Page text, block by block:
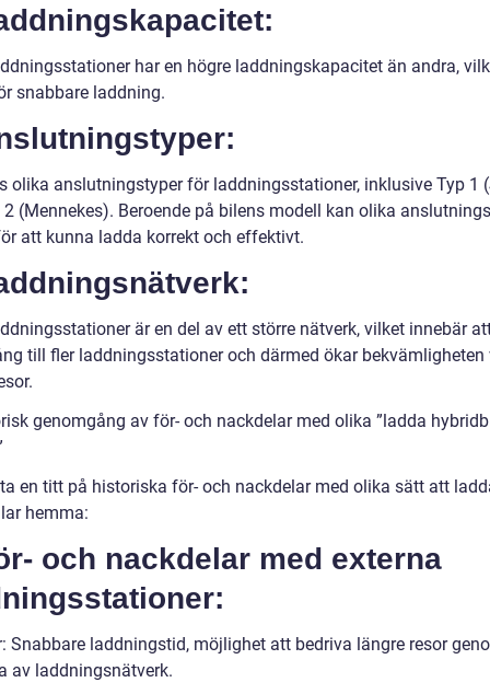
har en högre laddningskapacitet än andra,
snabbare laddning.
olika anslutningstyper för laddningsstationer, inklusive Typ 1
2 (Mennekes). Beroende på bilens modell kan olika
att kunna ladda korrekt och effektivt.
är en del av ett större nätverk, vilket innebär
till fler laddningsstationer och därmed ökar bekvämligheten
genomgång av för- och nackdelar med olika ”ladda
en titt på historiska för- och nackdelar med olika sätt att
hemma:
och nackdelar med externa
Snabbare laddningstid, möjlighet att bedriva längre resor
av laddningsnätverk.